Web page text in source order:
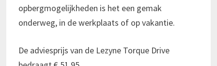
opbergmogelijkheden is het een gemak
onderweg, in de werkplaats of op vakantie.
De adviesprijs van de Lezyne Torque Drive